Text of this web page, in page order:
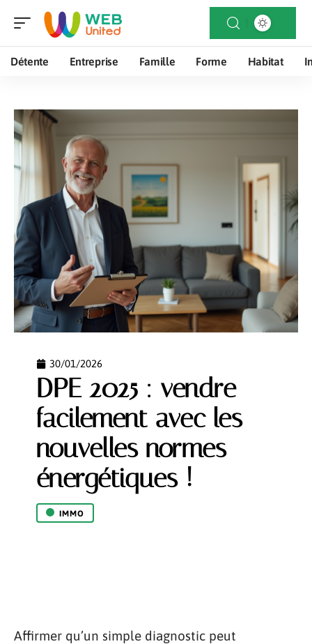
Détente Entreprise Famille Forme Habitat
30/01/2026
DPE 2025 : vendre
facilement avec les
nouvelles normes
énergétiques !
IMMO
Affirmer qu’un simple diagnostic peut